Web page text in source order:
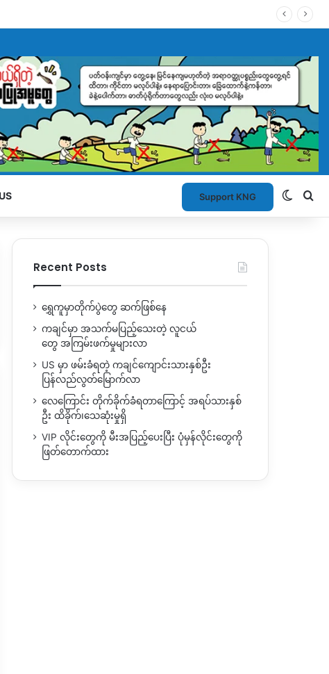
Support KNG
Recent Posts
ရွှေကူမှာတိုက်ပွဲတွေ ဆက်ဖြစ်နေ
ကချင်မှာ အသက်မပြည့်သေးတဲ့ လူငယ်
တွေ အကြမ်းဖက်မှုများလာ
US မှာ ဖမ်းခံရတဲ့ ကချင်ကျောင်းသားနှစ်ဦး
ပြန်လည်လွတ်မြောက်လာ
လေကြောင်း တိုက်ခိုက်ခံရတာကြောင့် အရပ်သားနှစ်
ဦး ထိခိုက်၊သေဆုံးမှုရှိ
VIP လိုင်းတွေကို မီးအပြည့်ပေးပြီး ပုံမှန်လိုင်းတွေကို
ဖြတ်တောက်ထား